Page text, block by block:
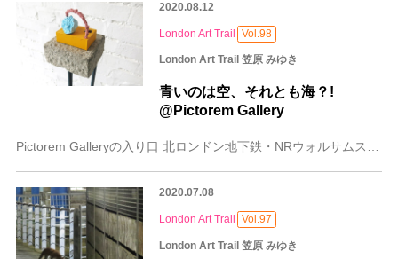
2020.08.12
London Art Trail Vol.98
London Art Trail 笠原 みゆき
青いのは空、それとも海？!
@Pictorem Gallery
2020.07.08
London Art Trail Vol.97
London Art Trail 笠原 みゆき